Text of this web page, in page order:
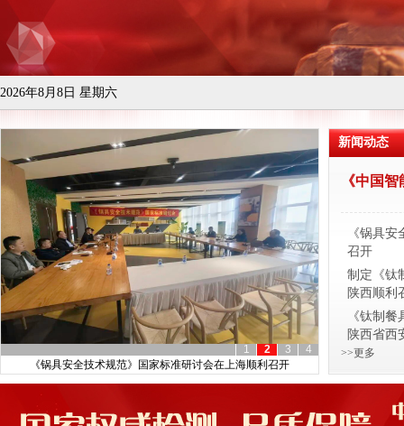
2026年8月8日 星期六
1 2 3
4
讨会在上海顺利召开
《钛制餐具》行业标准起草小组第二次工作会议在陕西省西安市顺利召开
新闻动态
《中国
《锅具
召开
制定《钛
陕西顺利
《钛制
陕西省西
>>更多